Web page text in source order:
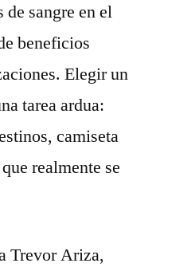
de sangre en el
beneficios
Elegir un
tarea ardua:
camiseta
realmente se
Trevor Ariza,